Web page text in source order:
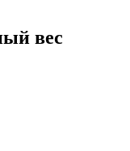
вес